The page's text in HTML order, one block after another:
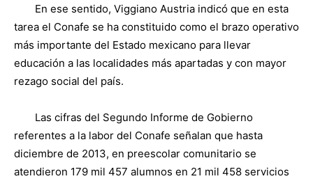
En ese sentido, Viggiano Austria indicó que en esta
tarea el Conafe se ha constituido como el brazo operativo
más importante del Estado mexicano para llevar
educación a las localidades más apartadas y con mayor
rezago social del país.
Las cifras del Segundo Informe de Gobierno
referentes a la labor del Conafe señalan que hasta
diciembre de 2013, en preescolar comunitario se
atendieron 179 mil 457 alumnos en 21 mil 458 servicios